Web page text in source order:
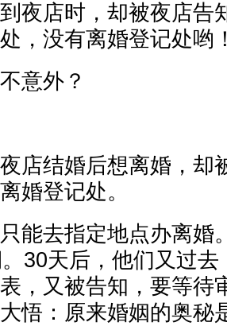
夜店时，却被夜店
，没有离婚登记处哟
意外？
店结婚后想离婚，却
婚登记处。
能去指定地点办离婚
30天后，他们又过
，又被告知，要等
悟：原来婚姻的奥